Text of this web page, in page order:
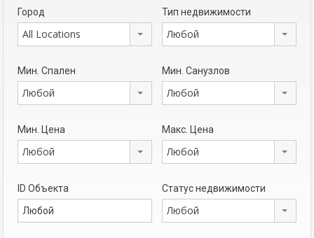
Город
All Locations
Тип недвижимости
Любой
Мин. Спален
Любой
Мин. Санузлов
Любой
Мин. Цена
Любой
Макс. Цена
Любой
ID Объекта Статус недвижимости
Любой